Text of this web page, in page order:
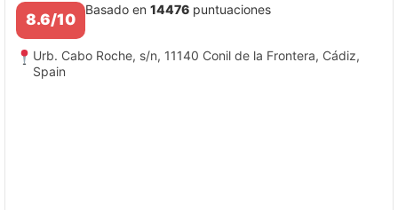
8.6/10
Basado en 14476 puntuaciones
Urb. Cabo Roche, s/n, 11140 Conil de la Frontera, Cádiz,
Spain